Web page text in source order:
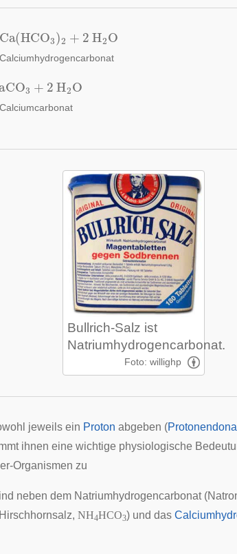
(HCO3) + H2 O
Calciumhydrogencarbonat
3+ H2 O
Calciumcarbonat
Bullrich-Salz ist
Natriumhydrogencarbonat.
Foto: willighp
jeweils ein Proton abgeben (
ihnen eine wichtige physiologische
Organismen zu
neben dem Natriumhydrogencarbonat
NH4HCO3) und das